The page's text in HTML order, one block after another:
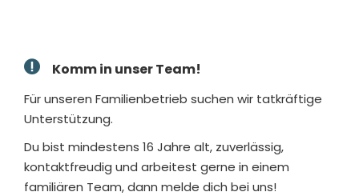
Komm in unser Team!
Für unseren Familienbetrieb suchen wir tatkräftige
Unterstützung.
Du bist mindestens 16 Jahre alt, zuverlässig,
kontaktfreudig und arbeitest gerne in einem
familiären Team, dann melde dich bei uns!